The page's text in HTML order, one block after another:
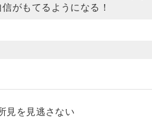
がもてるようになる！
見を見逃さない